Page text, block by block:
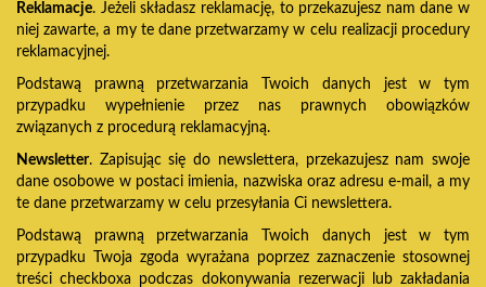
Reklamacje. Jeżeli składasz reklamację, to przekazujesz nam dane w
niej zawarte, a my te dane przetwarzamy w celu realizacji procedury
reklamacyjnej.
Podstawą prawną przetwarzania Twoich danych jest w tym
przypadku wypełnienie przez nas prawnych obowiązków
związanych z procedurą reklamacyjną.
Newsletter. Zapisując się do newslettera, przekazujesz nam swoje
dane osobowe w postaci imienia, nazwiska oraz adresu e-mail, a my
te dane przetwarzamy w celu przesyłania Ci newslettera.
Podstawą prawną przetwarzania Twoich danych jest w tym
przypadku Twoja zgoda wyrażana poprzez zaznaczenie stosownej
treści checkboxa podczas dokonywania rezerwacji lub zakładania